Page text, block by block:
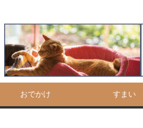
おでかけ すまい